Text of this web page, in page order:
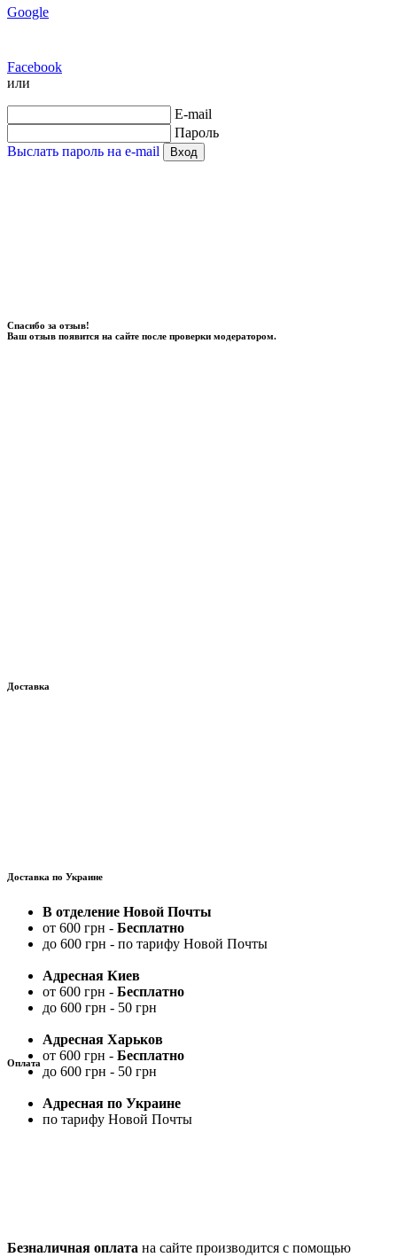
Google
Facebook
или
E-mail
Пароль
Выслать пароль на e-mail
Вход
Спасибо за отзыв!
Ваш отзыв появится на сайте после проверки модератором.
Доставка
Доставка по Украине
В отделение Новой Почты
от 600 грн - Бесплатно
до 600 грн - по тарифу Новой Почты
Адресная Киев
от 600 грн - Бесплатно
до 600 грн - 50 грн
Адресная Харьков
от 600 грн - Бесплатно
до 600 грн - 50 грн
Адресная по Украине
по тарифу Новой Почты
Оплата
Безналичная оплата на сайте производится с помощью